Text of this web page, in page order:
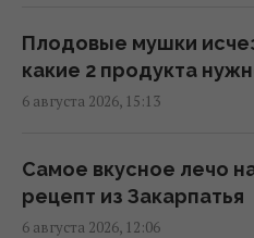
7 августа: церковный
кому нельзя много
17:10 четверг, 06 августа 2026
Укрепляет кости и
диетологи назвали
содержанию кальция
Плодовые мушки
какие 2 продукта
6 августа 2026, 15:13
Самое вкусное лечо
рецепт из Закарпатья
6 августа 2026, 12:06